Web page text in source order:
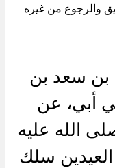
والرجوع من غيره
بن سعد بن
أبي، عن
الله عليه
سلك